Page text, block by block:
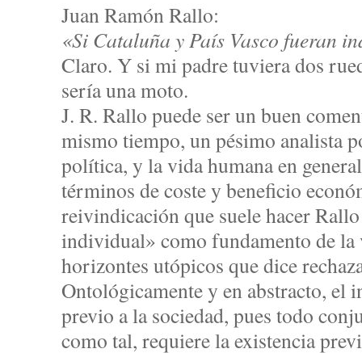
Juan Ramón Rallo:
«Si Cataluña y País Vasco fueran
Claro. Y si mi padre tuviera dos
sería una moto.
J. R. Rallo puede ser un buen
mismo tiempo, un pésimo analista
política, y la vida humana en
términos de coste y beneficio
reivindicación que suele hacer
individual» como fundamento de
horizontes utópicos que dice
Ontológicamente y en abstracto, el
previo a la sociedad, pues todo
como tal, requiere la existencia